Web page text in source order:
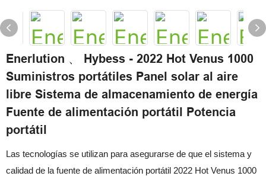
Enerlution 、 Hybess - 2022 Hot Venus 1000
Suministros portátiles Panel solar al aire
libre Sistema de almacenamiento de energía
Fuente de alimentación portátil Potencia
portátil
Las tecnologías se utilizan para asegurarse de que el sistema y
calidad de la fuente de alimentación portátil 2022 Hot Venus 1000